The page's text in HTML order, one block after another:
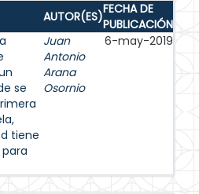
AUTOR(ES)FECHA DE
PUBLICACIÓN
se
tiene
Juan
Antonio
Arana
Osornio
6-may-2019